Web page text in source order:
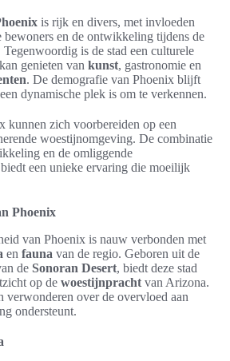
is rijk en divers, met invloeden
en de ontwikkeling tijdens de
is de stad een culturele
genieten van kunst, gastronomie en
. De demografie van Phoenix blijft
dynamische plek is om te verkennen.
kunnen zich voorbereiden op een
woestijnomgeving. De combinatie
en de omliggende
een unieke ervaring die moeilijk
Phoenix
van Phoenix is nauw verbonden met
en fauna van de regio. Geboren uit de
de Sonoran Desert, biedt deze stad
op de woestijnpracht van Arizona.
verwonderen over de overvloed aan
ondersteunt.